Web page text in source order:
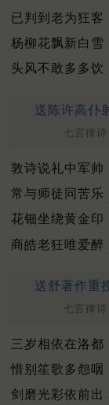
已判到老为狂客
杨柳花飘新白雪
头风不敢多多饮
送陈许高仆
七言律诗
敦诗说礼中军帅
常与师徒同苦乐
花钿坐绕黄金印
商皓老狂唯爱醉
送舒著作重
七言律诗
三岁相依在洛都
惜别笙歌多怨咽
剑磨光彩依前出